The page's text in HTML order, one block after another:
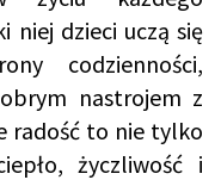
niej dzieci uczą się
codzienności,
nastrojem z
radość to nie tylko
życzliwość i